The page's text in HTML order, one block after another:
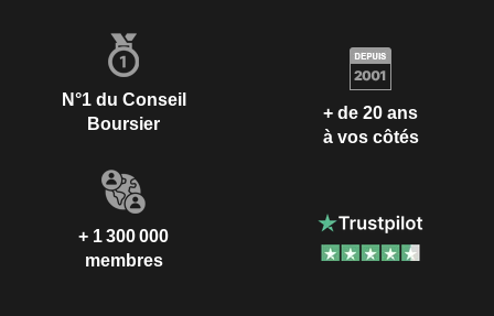
N°1 du Conseil
Boursier
+ de 20 ans
à vos côtés
+ 1 300 000
membres